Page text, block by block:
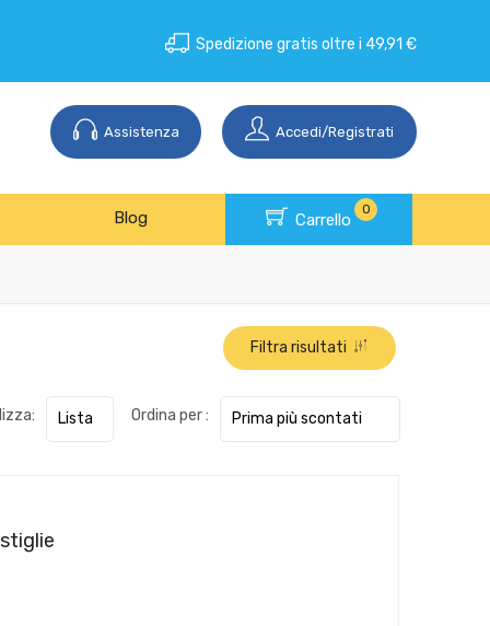
Spedizione gratis oltre i 49,91 €
Assistenza Accedi/Registrati
Blog Carrello
0
Filtra risultati
Ordina per :